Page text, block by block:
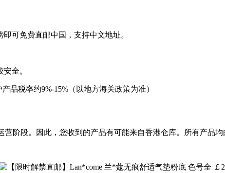
可免费直邮中国，支持中文地址。
全。
品税率约9%-15%（以地方海关政策为准）
营阶段。因此，您收到的产品有可能来自香港仓库。所有产品